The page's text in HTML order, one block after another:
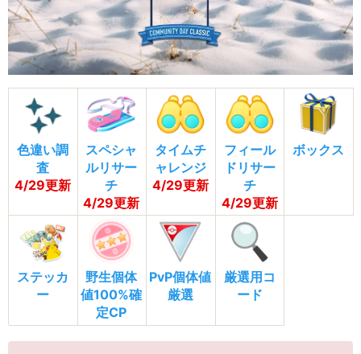
色違い調
査
4/29更新
スペシャ
ルリサー
チ
4/29更新
タイムチ
ャレンジ
4/29更新
フィール
ドリサー
チ
4/29更新
ボックス
ステッカ
ー
野生個体
値100%確
定CP
PvP個体値
厳選
厳選用コ
ード